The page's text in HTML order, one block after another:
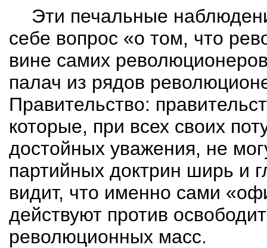
Эти печальные
себе вопрос «о том, что
вине самих
палач из рядов
Правительство:
которые, при всех своих
достойных уважения, не
партийных доктрин ширь и
видит, что именно сами
действуют против
революционных масс.